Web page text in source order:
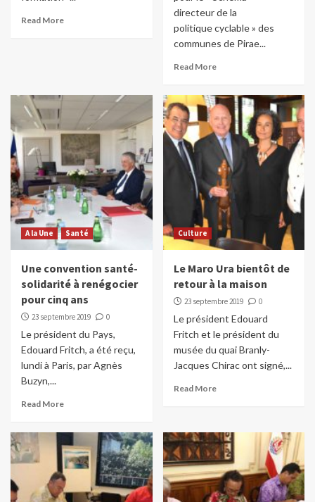
Read More
directeur de la
politique cyclable » des
communes de Pirae...
Read More
A la Une Santé
Une convention santé-
solidarité à renégocier
pour cinq ans
23 septembre 2019 0
Le président du Pays,
Edouard Fritch, a été reçu,
lundi à Paris, par Agnès
Buzyn,...
Read More
Culture
Le Maro Ura bientôt de
retour à la maison
23 septembre 2019 0
Le président Edouard
Fritch et le président du
musée du quai Branly-
Jacques Chirac ont signé,...
Read More